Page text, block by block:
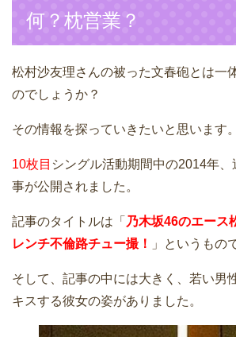
何？枕営業？
松村沙友理さんの被った文春砲とは一
のでしょうか？
その情報を探っていきたいと思います。
10枚目 シングル活動期間中の2014年
事が公開されました。
記事のタイトルは「 乃木坂46のエース
レンチ不倫路チュー撮！
」というもの
そして、記事の中には大きく、若い男
キスする彼女の姿がありました。